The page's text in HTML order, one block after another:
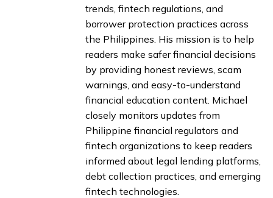
trends, fintech regulations, and
borrower protection practices across
the Philippines. His mission is to help
readers make safer financial decisions
by providing honest reviews, scam
warnings, and easy-to-understand
financial education content. Michael
closely monitors updates from
Philippine financial regulators and
fintech organizations to keep readers
informed about legal lending platforms,
debt collection practices, and emerging
fintech technologies.